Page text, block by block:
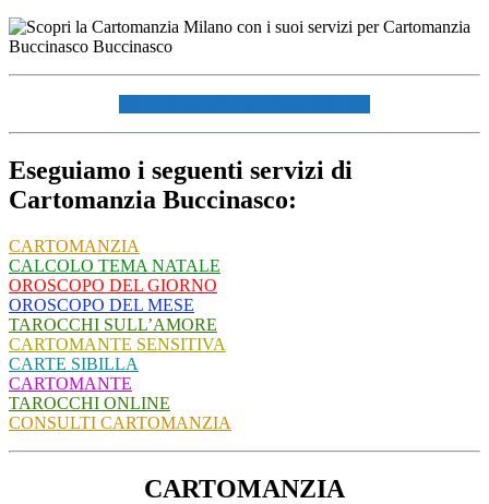
Eseguiamo i seguenti servizi di
Cartomanzia Buccinasco:
CARTOMANZIA
CALCOLO TEMA NATALE
OROSCOPO DEL GIORNO
OROSCOPO DEL MESE
TAROCCHI SULL’AMORE
CARTOMANTE SENSITIVA
CARTE SIBILLA
CARTOMANTE
TAROCCHI ONLINE
CONSULTI CARTOMANZIA
CARTOMANZIA